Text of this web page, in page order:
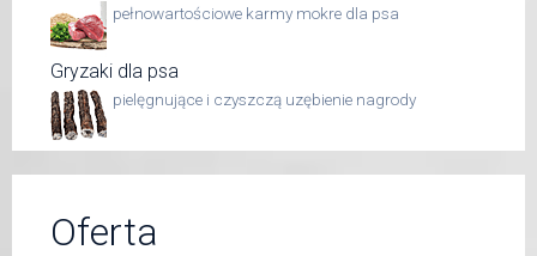
pełnowartościowe karmy mokre dla psa
Gryzaki dla psa
pielęgnujące i czyszczą uzębienie nagrody
Oferta